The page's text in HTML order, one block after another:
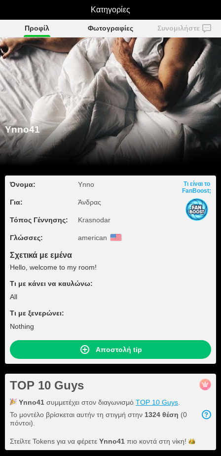
Ynno41
Προφίλ Φωτογραφίες Συνομιλήστε
Ynno41
Όνομα: Ynno
Για: Άνδρας
Τόπος Γέννησης: Krasnodar
Γλώσσες: american
Τι είναι το
FanBoost;
Σχετικά με εμένα
Hello, welcome to my room!
Τι με κάνει να καυλώνω:
All
Τι με ξενερώνει:
Nothing
Αποστολή tip
TOP 10 Guys
Ynno41 συμμετέχει στον διαγωνισμό TOP 10 Guys
Το μοντέλο βρίσκεται αυτήν τη στιγμή στην 1324 θέση (0
πόντοι).
Στείλτε Tokens για να φέρετε Ynno41 πιο κοντά στη νίκη!
Κατηγορίες